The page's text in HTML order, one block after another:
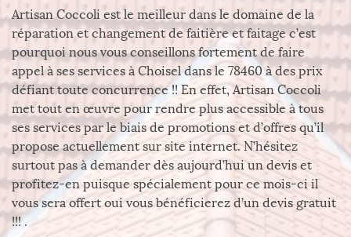
Artisan Coccoli est le meilleur dans le domaine de la
réparation et changement de faitière et faitage c’est
pourquoi nous vous conseillons fortement de faire
appel à ses services à Choisel dans le 78460 à des prix
défiant toute concurrence !! En effet, Artisan Coccoli
met tout en œuvre pour rendre plus accessible à tous
ses services par le biais de promotions et d’offres qu’il
propose actuellement sur site internet. N’hésitez
surtout pas à demander dès aujourd’hui un devis et
profitez-en puisque spécialement pour ce mois-ci il
vous sera offert oui vous bénéficierez d’un devis gratuit
!!! .